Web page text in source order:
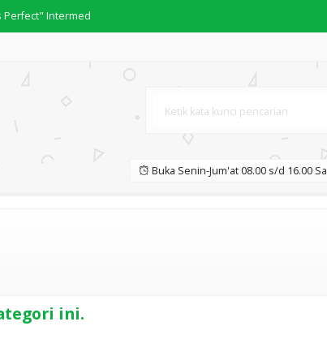
Perfect" Intermed
Kemuliaan dengan H
Lahir Sampai Diutus
Keluarga Na
Umat
Buka Senin-Jum'at 08.00 s/d 16.00
ini.